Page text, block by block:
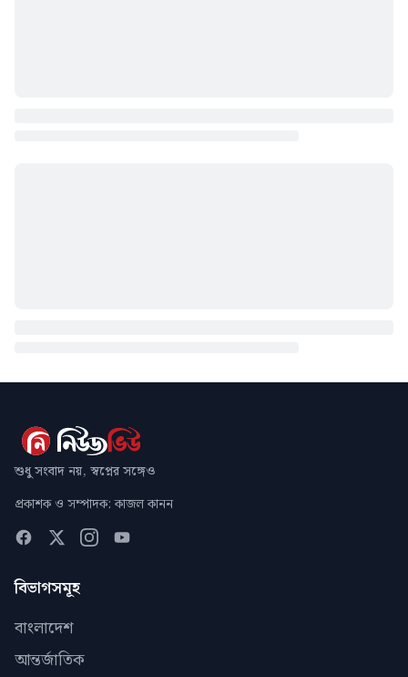
শুধু সংবাদ নয়, স্বপ্নের সঙ্গেও
প্রকাশক ও সম্পাদক: কাজল কানন
বিভাগসমূহ
বাংলাদেশ
আন্তর্জাতিক